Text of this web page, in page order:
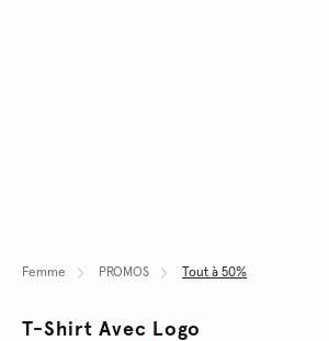
Femme PROMOS Tout à 50%
T-Shirt Avec Logo